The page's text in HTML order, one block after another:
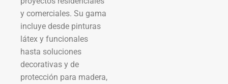
y comerciales. Su gama
incluye desde pinturas
látex y funcionales
hasta soluciones
decorativas y de
protección para madera,